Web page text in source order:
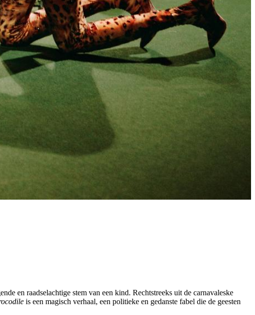
en raadselachtige stem van een kind. Rechtstreeks uit de carnavaleske
is een magisch verhaal, een politieke en gedanste fabel die de geesten